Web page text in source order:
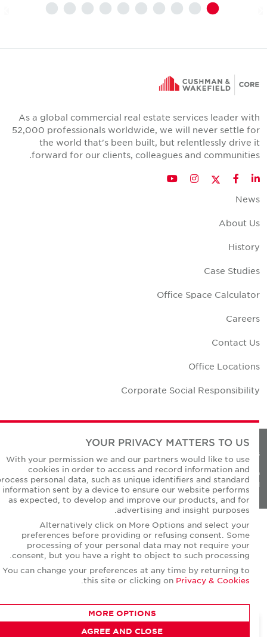
CONTACT AGENT
As a global commercial real estate services leader with
52,000 professionals worldwide, we will never settle for
the world that's been built, but relentlessly drive it
forward for our clients, colleagues and communities.
LinkedIn
Facebook
Twitter
Instagram
YouTube
News
About Us
History
Case Studies
Office Space Calculator
Careers
Contact Us
Office Locations
Corporate Social Responsibility
Privacy Policies
© Copyright Cushman & Wakefield Core 2026.
All Rights Reserved.
YOUR PRIVACY MATTERS TO US
With your permission we and our partners would like to use
cookies in order to access and record information and
process personal data, such as unique identifiers and standard
information sent by a device to ensure our website performs
as expected, to develop and improve our products, and for
advertising and insight purposes.
Alternatively click on More Options and select your
preferences before providing or refusing consent. Some
processing of your personal data may not require your
consent, but you have a right to object to such processing.
You can change your preferences at any time by returning to
this site or clicking onPrivacy & Cookies
.
MORE OPTIONS
AGREE AND CLOSE